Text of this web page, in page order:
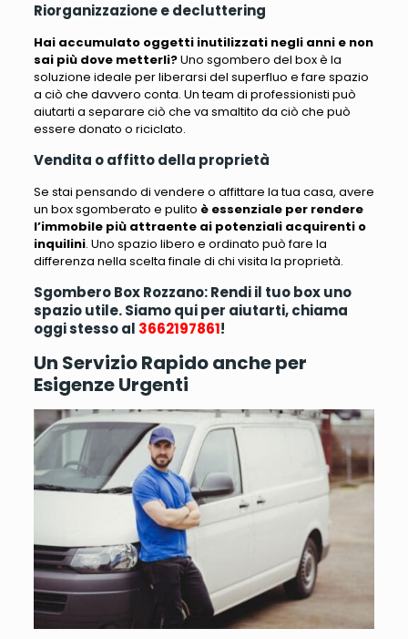
Riorganizzazione e decluttering
Hai accumulato oggetti inutilizzati negli anni e non
sai più dove metterli?Uno sgombero del boxè la
soluzione ideale per liberarsi del superfluo e fare spazio
a ciò che davvero conta. Un team di professionisti può
aiutarti a separare ciò che va smaltito da ciò che può
essere donato o riciclato.
Vendita o affitto della proprietà
Se stai pensando di vendere o affittare la tua casa, avere
un box sgomberato e pulito è essenziale per rendere
l’immobile più attraente ai potenziali acquirenti o
inquilini. Uno spazio libero e ordinato può fare la
differenza nella scelta finale di chi visita la proprietà.
Sgombero Box Rozzano: Rendi il tuo box uno
spazio utile. Siamo qui per aiutarti, chiama
oggi stesso al 3662197861!
Un Servizio Rapido anche per
Esigenze Urgenti